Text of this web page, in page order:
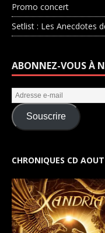
Promo concert
Setlist : Les Anecdotes
ABONNEZ-VOUS À
Souscrire
CHRONIQUES CD